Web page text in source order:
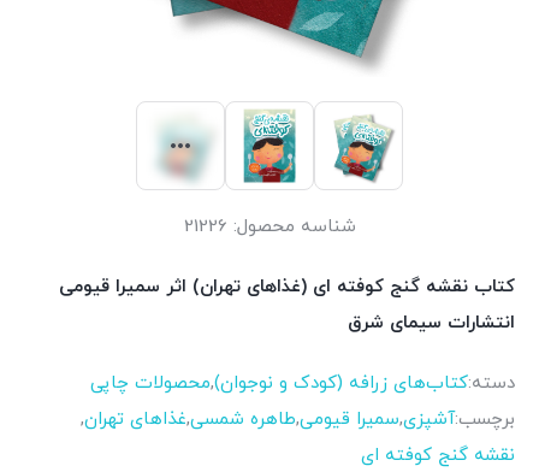
شناسه محصول: 21226
کتاب نقشه گنج کوفته ای (غذاهای تهران) اثر سمیرا قیومی
انتشارات سیمای شرق
دسته:کتاب‌های زرافه (کودک و نوجوان),محصولات چاپی
برچسب:آشپزی,سمیرا قیومی,طاهره شمسی,غذاهای تهران,
نقشه گنج کوفته ای